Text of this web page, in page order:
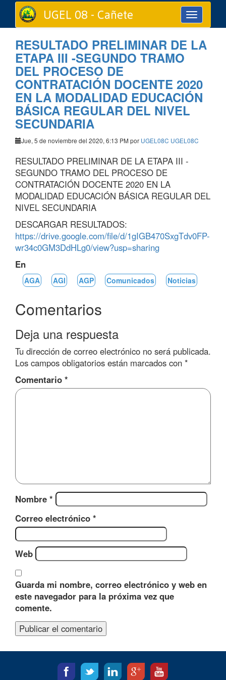
Toggle
navigation
UGEL 08 - Cañete
RESULTADO PRELIMINAR DE LA
ETAPA III -SEGUNDO TRAMO
DEL PROCESO DE
CONTRATACIÓN DOCENTE 2020
EN LA MODALIDAD EDUCACIÓN
BÁSICA REGULAR DEL NIVEL
SECUNDARIA
Jue, 5 de noviembre del 2020, 6:13 PM por UGEL08C UGEL08C
RESULTADO PRELIMINAR DE LA ETAPA III -
SEGUNDO TRAMO DEL PROCESO DE
CONTRATACIÓN DOCENTE 2020 EN LA
MODALIDAD EDUCACIÓN BÁSICA REGULAR DEL
NIVEL SECUNDARIA
DESCARGAR RESULTADOS:
https://drive.google.com/file/d/1gIGB470SxgTdv0FP-
wr34c0GM3DdHLg0/view?usp=sharing
En
AGA AGI AGP Comunicados Noticias
Comentarios
Deja una respuesta
Tu dirección de correo electrónico no será publicada.
Los campos obligatorios están marcados con *
Comentario *
Nombre *
Correo electrónico *
Web
Guarda mi nombre, correo electrónico y web en
este navegador para la próxima vez que
comente.